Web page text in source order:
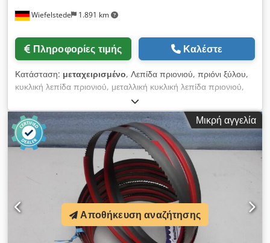
Wiefelstede 1.891 km
Πληροφορίες τιμής Καλέστε
Κατάσταση: μεταχειρισμένο, Λεπίδα πριονιού, πριόνι ξύλου,
κυκλική λεπίδα πριονιού, μεταλλική κυκλική λεπίδα πριονιού,
λεπίδα πριονιού από σκληρό μέταλλο-Κατασκευαστής: WMW
PWS, λεπίδα πριονιού Ø 500 x 6 mm - Μέσα: Ø 50 mm -
Κύκλος τρύπας: Ø 100 x 17 mm - Αριθμός δοντιών: 160
δόντια -Αριθμός: 8x πριονωτές λεπίδες -Τιμή: ανά τεμάχιο
-Βάρος: 6 kg / τεμάχιο Dodpfxegiiwxj Anlewa
Μικρή αγγελία
Αποθήκευση αναζήτησης